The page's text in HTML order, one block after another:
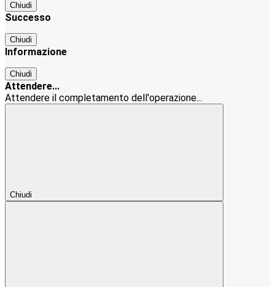
Chiudi
Successo
Chiudi
Informazione
Chiudi
Attendere...
Attendere il completamento dell'operazione...
Chiudi